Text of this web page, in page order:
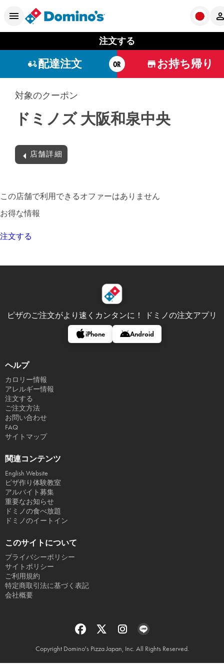
注文する
配達注文 OR お持ち帰り
対象のクーポン
ドミノズ 大阪和泉中央
店舗詳細
この店舗で利用できるオファーはありません
お得な情報
注文する
ピザのご注文がより速くカンタンに！ ドミノの注文アプリ
iPhone Android
ヘルプ
カロリー情報
アレルギー情報
注文する
ご注文方法
お問い合わせ
FAQ
サイトマップ
関連コンテンツ
English Website
ピザ作り体験教室
アルバイト募集
重要なお知らせ
ドミノの食べ放題
ドミノのイートイン
このサイトについて
プライバシーポリシー
サイトポリシー
ご利用規約
特定商取引法に基づく表記
会社概要
Copyright Domino's Pizza Japan, Inc. All Rights Reserved.